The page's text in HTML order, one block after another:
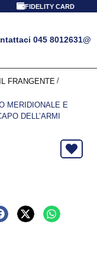
PROMO
FIDELITY CARD
045 8012631@
FRANGENTE /
MERIDIONALE E
DELL’ARMI